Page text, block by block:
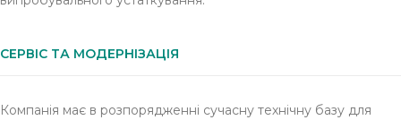
СЕРВІС ТА МОДЕРНІЗАЦІЯ
Компанія має в розпорядженні сучасну технічну базу для